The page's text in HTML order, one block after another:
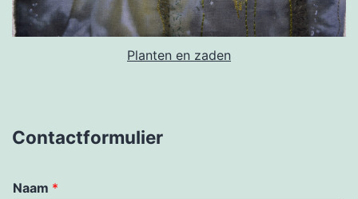
Planten en zaden
Contactformulier
Naam *